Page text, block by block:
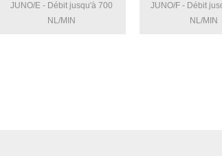
JUNO/E - Débit jusqu'à 700
NL/MIN
JUNO/F - Débit
NL/MIN